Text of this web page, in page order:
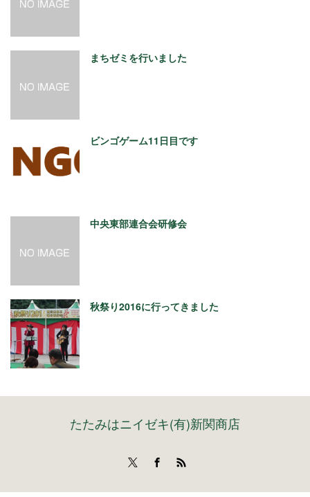
まちゼミを行いました
ビンゴゲーム11日目です
中央東部連合会研修会
秋祭り2016に行ってきました
たたみはニイゼキ(有)新関商店